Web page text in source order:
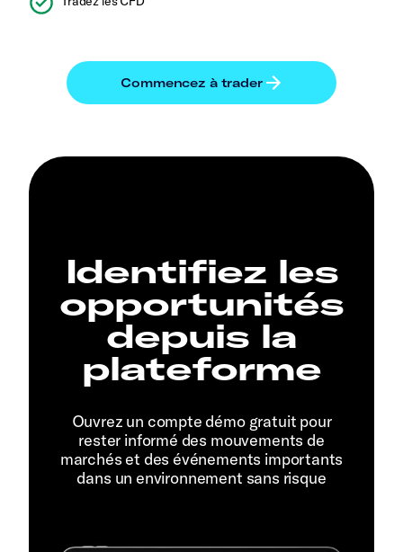
Identifiez les
opportunités
depuis la
plateforme
Ouvrez un compte démo gratuit pour
rester informé des mouvements de
marchés et des événements importants
dans un environnement sans risque